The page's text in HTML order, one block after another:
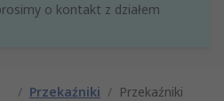
o kontakt z działem
/ Przekaźniki / Przekaźniki